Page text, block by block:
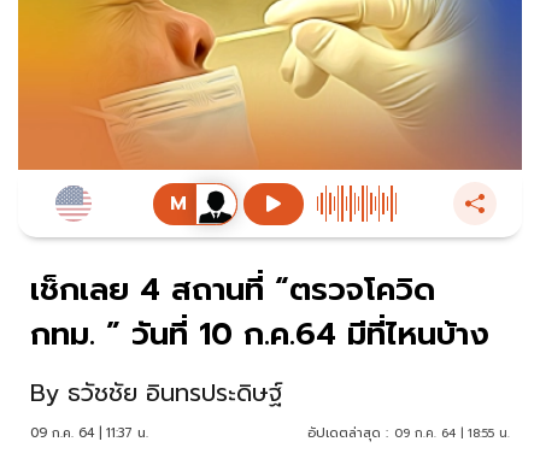
เช็กเลย 4 สถานที่ “ตรวจโควิด
กทม. ” วันที่ 10 ก.ค.64 มีที่ไหนบ้าง
By ธวัชชัย อินทรประดิษฐ์
09 ก.ค. 64 | 11:37 น. อัปเดตล่าสุด : 09 ก.ค. 64 | 18:55 น.